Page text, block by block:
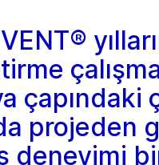
çapındaki
projeden
deneyimi